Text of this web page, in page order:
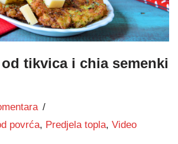
tikvica i chia semenki
povrća, Predjela topla, Video